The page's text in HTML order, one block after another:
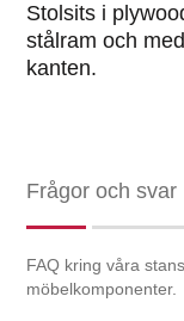
Stolsits i
stålram och
kanten.
Frågor och svar
FAQ kring våra
möbelkomponenter.